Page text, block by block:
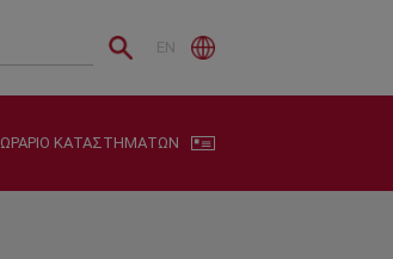
EN
ΩΡΑΡΙΟ ΚΑΤΑΣΤΗΜΑΤΩΝ